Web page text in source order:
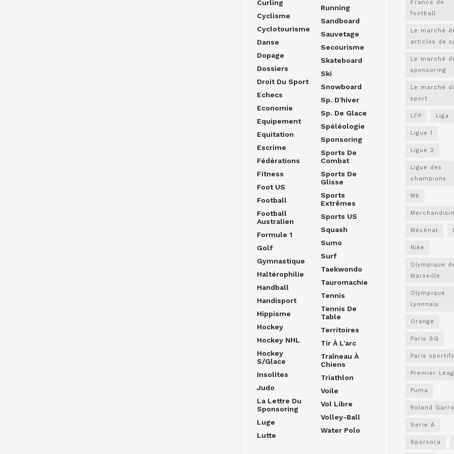
Curling
Cyclisme
Cyclotourisme
Danse
Dopage
Dossiers
Droit Du Sport
Echecs
Economie
Equipement
Equitation
Escrime
Fédérations
Fitness
Foot US
Football
Football
Australien
Formule 1
Golf
Gymnastique
Haltérophilie
Handball
Handisport
Hippisme
Hockey
Hockey NHL
Hockey
S/glace
Insolites
Judo
La Lettre Du
Sponsoring
Luge
Lutte
Running
Sandboard
Sauvetage
Secourisme
Skateboard
Ski
Snowboard
Sp. D'hiver
Sp. De Glace
Spéléologie
Sponsoring
Sports De
Combat
Sports De
Glisse
Sports
Extrêmes
Sports US
Squash
Sumo
Surf
Taekwondo
Tauromachie
Tennis
Tennis De
Table
Territoires
Tir À L'arc
Traîneau À
Chiens
Triathlon
Voile
Vol Libre
Volley-Ball
Water Polo
France de
football
Le marché
articles de
Le marché
sponsoring
Le marché
sport
LFP Liga
Ligue 1
Ligue 2
Ligue des
champions
M6
Mécénat
Nike
Olympique
Marseille
Olympique
Lyonnais
Orange
Paris SG
Paris sportifs
Premier
Puma
Roland
Serie A
Sporsora